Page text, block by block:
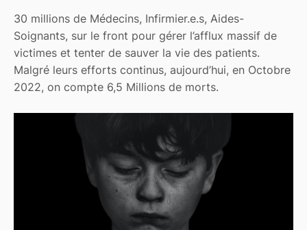
30 millions de Médecins, Infirmier.e.s, Aides-
Soignants, sur le front pour gérer l’afflux massif de
victimes et tenter de sauver la vie des patients.
Malgré leurs efforts continus, aujourd’hui, en Octobre
2022, on compte 6,5 Millions de morts.